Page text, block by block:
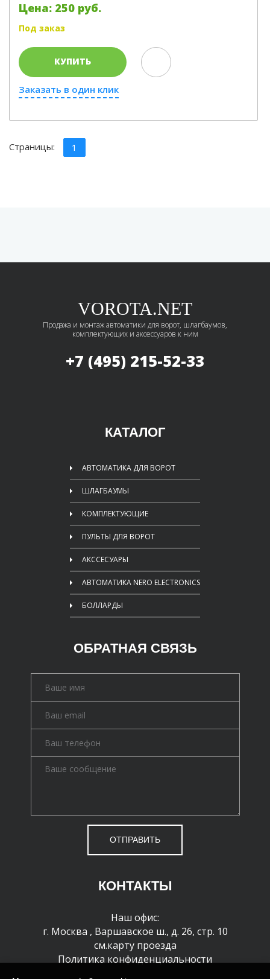
Цена: 250 руб.
Под заказ
КУПИТЬ
Заказать в один клик
Страницы: 1
VOROTA.NET
Продажа и монтаж автоматики для ворот, шлагбаумов,
комплектующих и аксессуаров к ним
+7 (495) 215-52-33
КАТАЛОГ
АВТОМАТИКА ДЛЯ ВОРОТ
ШЛАГБАУМЫ
КОМПЛЕКТУЮЩИЕ
ПУЛЬТЫ ДЛЯ ВОРОТ
АКССЕСУАРЫ
АВТОМАТИКА NERO ELECTRONICS
БОЛЛАРДЫ
ОБРАТНАЯ СВЯЗЬ
ОТПРАВИТЬ
КОНТАКТЫ
Наш офис:
г. Москва , Варшавское ш., д. 26, стр. 10
см.карту проезда
Политика конфиденциальности